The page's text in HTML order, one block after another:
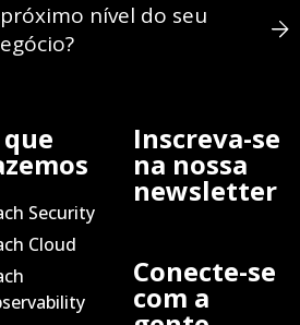
nível do seu
que
Security
Cloud
Inscreva-se
na nossa
newsletter
Conecte-se
com a